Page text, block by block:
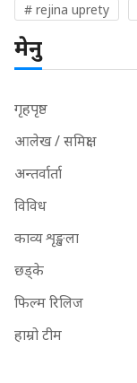
# rejina uprety
मेनु
गृहपृष्ठ
आलेख / समिक्षा
अन्तर्वार्ता
विविध
काव्य शृङ्खला
छड्के
फिल्म रिलिज
हाम्रो टीम